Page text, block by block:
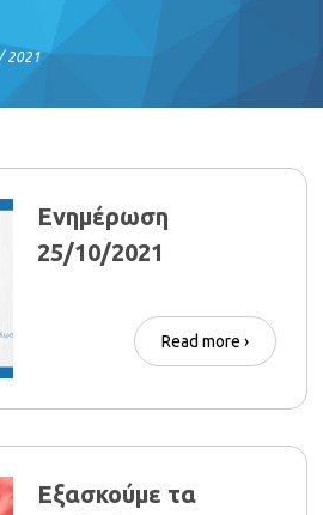
2021
Ενημέρωση
25/10/2021
Read more ›
Εξασκούμε τα